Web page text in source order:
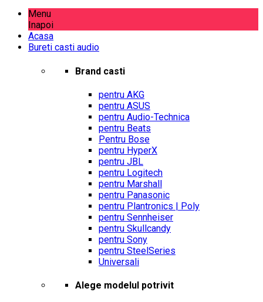
Menu
Inapoi
Acasa
Bureti casti audio
Brand casti
pentru AKG
pentru ASUS
pentru Audio-Technica
pentru Beats
Pentru Bose
pentru HyperX
pentru JBL
pentru Logitech
pentru Marshall
pentru Panasonic
pentru Plantronics | Poly
pentru Sennheiser
pentru Skullcandy
pentru Sony
pentru SteelSeries
Universali
Alege modelul potrivit